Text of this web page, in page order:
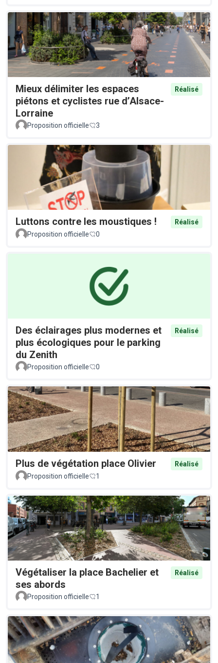
Mieux délimiter les espaces
piétons et cyclistes rue d’Alsace-
Lorraine
Réalisé
Proposition officielle 3
Luttons contre les moustiques !
Réalisé
Proposition officielle
0
Des éclairages plus modernes et
plus écologiques pour le parking
du Zenith
Réalisé
Proposition officielle 0
Plus de végétation place Olivier
Réalisé
Proposition officielle
1
Végétaliser la place Bachelier et
ses abords
Réalisé
Proposition officielle 1